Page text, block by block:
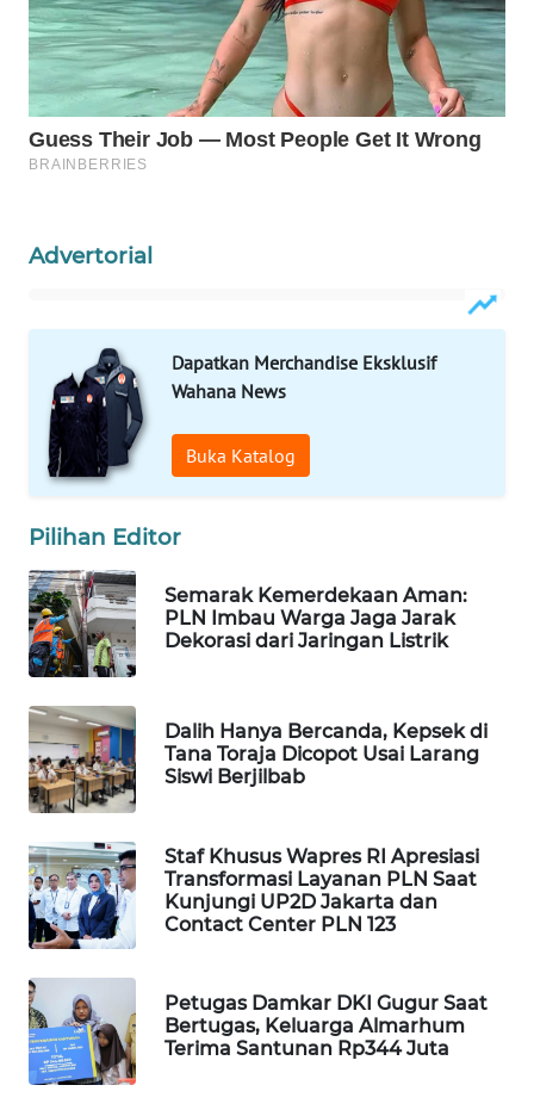
Advertorial
Dapatkan Merchandise Eksklusif
Wahana News
Buka Katalog
Pilihan Editor
Semarak Kemerdekaan Aman:
PLN Imbau Warga Jaga Jarak
Dekorasi dari Jaringan Listrik
Dalih Hanya Bercanda, Kepsek di
Tana Toraja Dicopot Usai Larang
Siswi Berjilbab
Staf Khusus Wapres RI Apresiasi
Transformasi Layanan PLN Saat
Kunjungi UP2D Jakarta dan
Contact Center PLN 123
Petugas Damkar DKI Gugur Saat
Bertugas, Keluarga Almarhum
Terima Santunan Rp344 Juta
KONSUMEN
WAHANA
LISTRIK
WAHANA
WAHANA
ID
WAHANANEWS
CO ID
NET
WAHANA
SPORT
UMKM
WAHANA
SELEB
WAHANA
PERSONA
OTOMOTIF
WAHANA
HEALTH